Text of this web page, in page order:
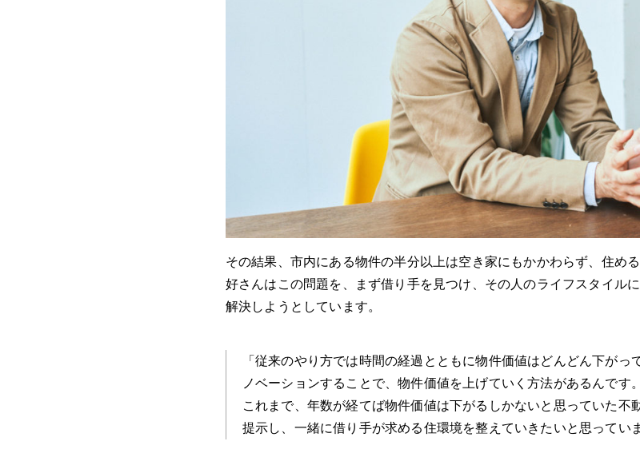
その結果、市内にある物件の半分以上は空き家にもかかわらず、住め
好さんはこの問題を、まず借り手を見つけ、その人のライフスタイル
解決しようとしています。
「従来のやり方では時間の経過とともに物件価値はどんどん下がっ
ノベーションすることで、物件価値を上げていく方法があるんです。
これまで、年数が経てば物件価値は下がるしかないと思っていた不
提示し、一緒に借り手が求める住環境を整えていきたいと思ってい